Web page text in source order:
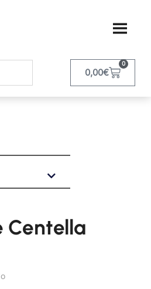
0,00€
0
Centella